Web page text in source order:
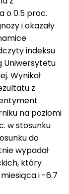
o 0.5 proc.
i okazały
indeksu
Uniwersytetu
Wynikał
z
na poziomi
w stosunku
do
wypadał
który
i -6.7